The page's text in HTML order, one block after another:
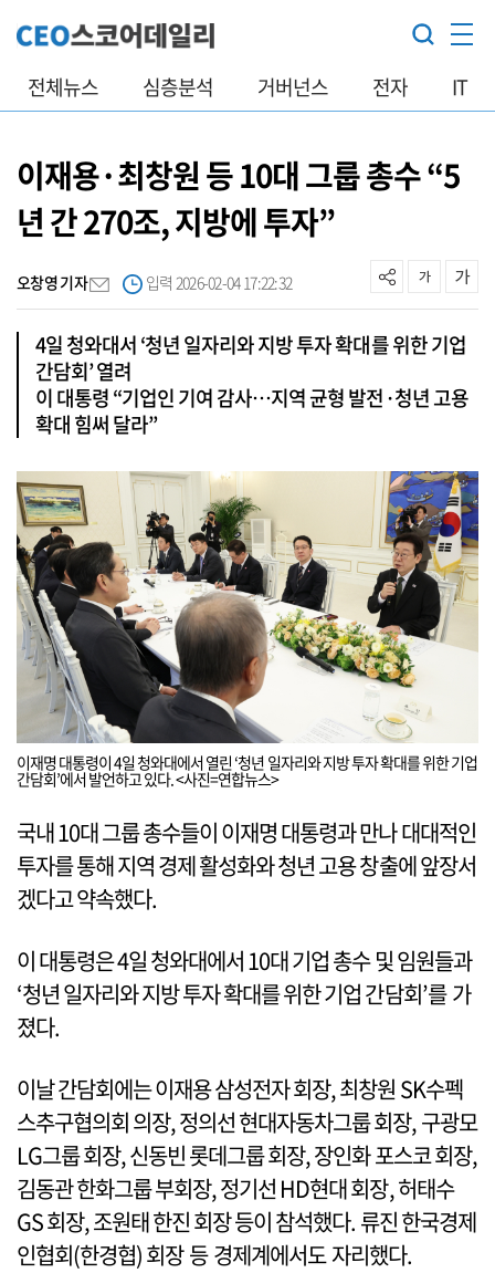
전체뉴스 심층분석 거버넌스 전자 IT
이재용·최창원 등 10대 그룹 총수 “5
년 간 270조, 지방에 투자”
오창영 기자 입력 2026-02-04 17:22:32
4일 청와대서 ‘청년 일자리와 지방 투자 확대를 위한 기업
간담회’ 열려
이 대통령 “기업인 기여 감사…지역 균형 발전·청년 고용
확대 힘써 달라”
이재명 대통령이 4일 청와대에서 열린 ‘청년 일자리와 지방 투자 확대를 위한 기업
간담회’에서 발언하고 있다. <사진=연합뉴스>
국내 10대 그룹 총수들이 이재명 대통령과 만나 대대적인
투자를 통해 지역 경제 활성화와 청년 고용 창출에 앞장서
겠다고 약속했다.
이 대통령은 4일 청와대에서 10대 기업 총수 및 임원들과
‘청년 일자리와 지방 투자 확대를 위한 기업 간담회’를 가
졌다.
이날 간담회에는 이재용 삼성전자 회장, 최창원 SK수펙
스추구협의회 의장, 정의선 현대자동차그룹 회장, 구광모
LG그룹 회장, 신동빈 롯데그룹 회장, 장인화 포스코 회장,
김동관 한화그룹 부회장, 정기선 HD현대 회장, 허태수
GS 회장, 조원태 한진 회장 등이 참석했다. 류진 한국경제
인협회(한경협) 회장 등 경제계에서도 자리했다.